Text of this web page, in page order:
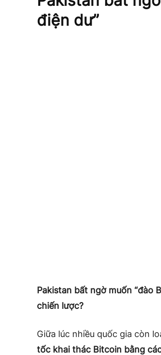
điện dư”
Pakistan bất ngờ muốn “đào
chiến lược?
Giữa lúc nhiều quốc gia còn
tốc khai thác Bitcoin bằng